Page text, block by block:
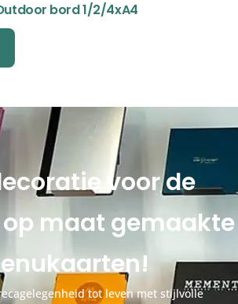
bord 1/2/4xA4
voor de
maat gemaakte
tot leven met stijlvolle